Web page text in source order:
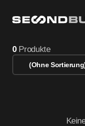
0Produkte
(Ohne